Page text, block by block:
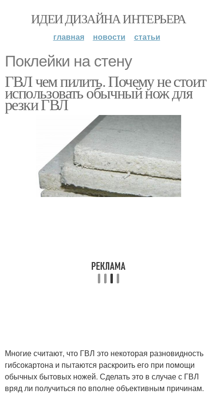
ИДЕИ ДИЗАЙНА ИНТЕРЬЕРА
главная новости статьи
Поклейки на стену
ГВЛ чем пилить. Почему не стоит
использовать обычный нож для
резки ГВЛ
Многие считают, что ГВЛ это некоторая разновидность
гибсокартона и пытаются раскроить его при помощи
обычных бытовых ножей. Сделать это в случае с ГВЛ
вряд ли получиться по вполне объективным причинам.